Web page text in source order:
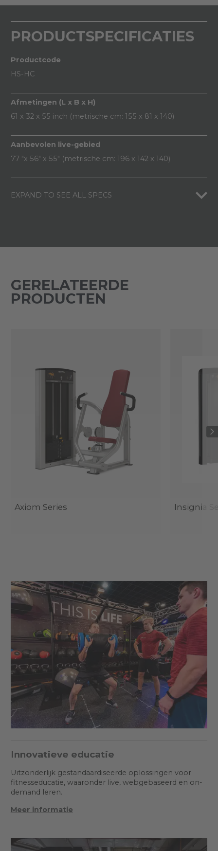
PRODUCTSPECIFICATIES
Productcode
HS-HC
Afmetingen (L x B x H)
61 x 32 x 55 inch (metrische cm: 155 x 81 x 140)
Aanbevolen live-gebied
77 "x 56" x 55" (metrische cm: 196 x 142 x 140)
EXPAND TO SEE ALL SPECS
GERELATEERDE
PRODUCTEN
Axiom Series Insignia
Innovatieve educatie
Uitzonderlijk gestandaardiseerde oplossingen voor
fitnesseducatie, waaronder live, webgebaseerd en on-
demand leren.
Meer informatie